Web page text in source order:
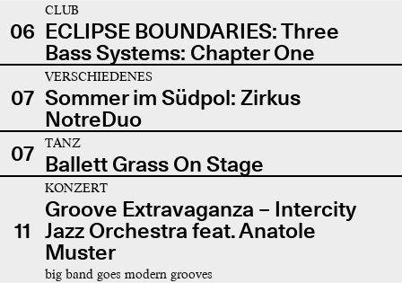
06
CLUB
ECLIPSE BOUNDARIES: Three
Bass Systems: Chapter One
07
VERSCHIEDENES
Sommer im Südpol: Zirkus
NotreDuo
07
TANZ
Ballett Grass On Stage
11
KONZERT
Groove Extravaganza – Intercity
Jazz Orchestra feat. Anatole
Muster
big band goes modern grooves